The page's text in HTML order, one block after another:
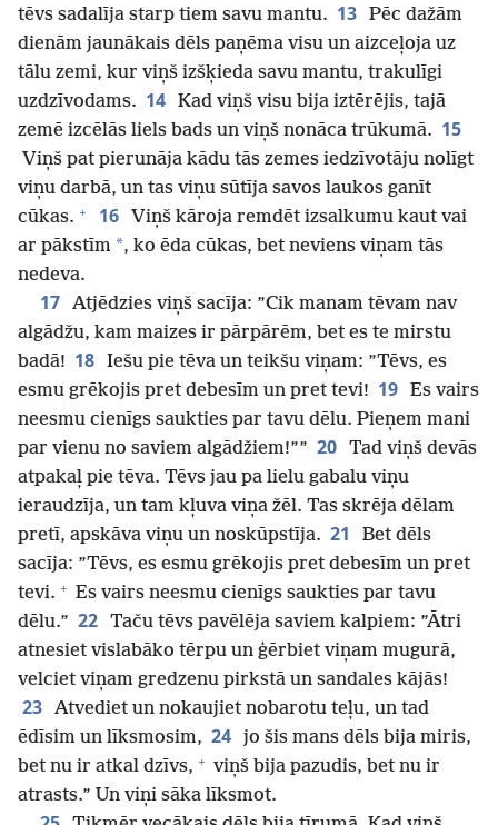
tēvs sadalīja starp tiem savu mantu. 13 Pēc dažām
dienām jaunākais dēls paņēma visu un aizceļoja uz
tālu zemi, kur viņš izšķieda savu mantu, trakulīgi
uzdzīvodams. 14 Kad viņš visu bija iztērējis, tajā
zemē izcēlās liels bads un viņš nonāca trūkumā. 15
Viņš pat pierunāja kādu tās zemes iedzīvotāju nolīgt
viņu darbā, un tas viņu sūtīja savos laukos ganīt
cūkas. + 16
Viņš kāroja remdēt izsalkumu kaut vai
ar pākstīm *, ko ēda cūkas, bet neviens viņam tās
nedeva.
17 Atjēdzies viņš sacīja: ”Cik manam tēvam nav
algādžu, kam maizes ir pārpārēm, bet es te mirstu
badā! 18 Iešu pie tēva un teikšu viņam: ”Tēvs, es
esmu grēkojis pret debesīm un pret tevi! 19 Es vairs
neesmu cienīgs saukties par tavu dēlu. Pieņem mani
par vienu no saviem algādžiem!”” 20 Tad viņš devās
atpakaļ pie tēva. Tēvs jau pa lielu gabalu viņu
ieraudzīja, un tam kļuva viņa žēl. Tas skrēja dēlam
pretī, apskāva viņu un noskūpstīja. 21
Bet dēls
sacīja: ”Tēvs, es esmu grēkojis pret debesīm un pret
tevi. + Es vairs neesmu cienīgs saukties par tavu
dēlu.” 22 Taču tēvs pavēlēja saviem kalpiem: ”Ātri
atnesiet vislabāko tērpu un ģērbiet viņam mugurā,
velciet viņam gredzenu pirkstā un sandales kājās!
23 Atvediet un nokaujiet nobarotu teļu, un tad
ēdīsim un līksmosim, 24 jo šis mans dēls bija miris,
bet nu ir atkal dzīvs, + viņš bija pazudis, bet nu ir
atrasts.” Un viņi sāka līksmot.